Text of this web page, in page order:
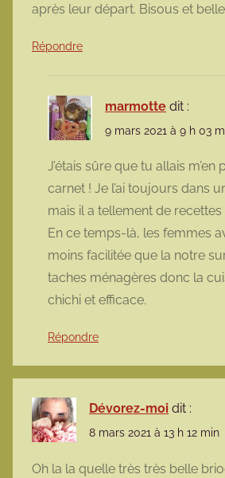
après leur départ. Bisous et
Répondre
marmotte dit :
9 mars 2021 à 9 h 03
J’étais sûre que tu allais m’en
carnet ! Je l’ai toujours dans
mais il a tellement de recettes
En ce temps-là, les femmes
moins facilitée que la notre
taches ménagères donc la
chichi et efficace.
Répondre
Dévorez-moi dit :
8 mars 2021 à 13 h 12 min
Oh la la quelle très très belle